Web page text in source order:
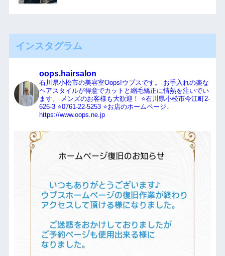
インスタグラム
oops.hairsalon
石川県小松市の美容室Oops!ウプスです。
お手入れの楽な
ヘアスタイルが得意でカットと縮毛矯正に情熱を注いでい
ます。
メンズのお客様も大歓迎！
⭐️石川県小松市今江町2-
626-3⭐️0761-22-5253⭐️お店のホームページ↓
https://www.oops.ne.jp